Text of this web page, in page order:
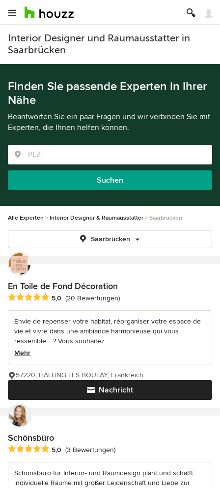
Interior Designer und Raumausstatter in
Saarbrücken
Finden Sie passende Experten in Ihrer
Nähe
Beantworten Sie ein paar Fragen und wir verbinden Sie mit
Experten, die Ihnen helfen können.
Suchen
Alle Experten Interior Designer & Raumausstatter Saarbrücken
Saarbrücken
En Toile de Fond Décoration
Durchschnittliche Bewertung: 5 von 5 Sternen
5,0 (20 Bewertungen)
Envie de repenser votre habitat, réorganiser votre espace de
vie et vivre dans une ambiance harmonieuse qui vous
ressemble …? Vous souhaitez...
Mehr
Nachricht
57220, HALLING LES BOULAY, Frankreich
Schönsbüro
Durchschnittliche Bewertung: 5 von 5 Sternen
5,0 (3 Bewertungen)
Schönsbüro für Interior- und Raumdesign plant und schafft
individuelle Räume mit großer Leidenschaft und Liebe zur